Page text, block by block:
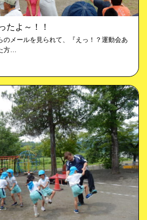
たよ～！！
メールを見られて、『えっ！？運動会あ
方…